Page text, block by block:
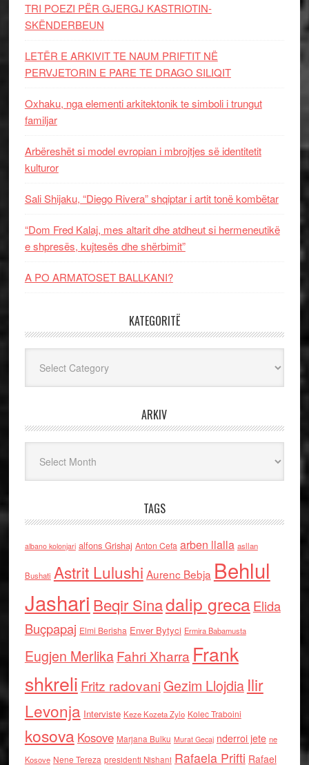
TRI POEZI PËR GJERGJ KASTRIOTIN-
SKËNDERBEUN
LETËR E ARKIVIT TE NAUM PRIFTIT NË
PERVJETORIN E PARE TE DRAGO SILIQIT
Oxhaku, nga elementi arkitektonik te simboli i trungut
familjar
Arbëreshët si model evropian i mbrojtjes së identitetit
kulturor
Sali Shijaku, “Diego Rivera” shqiptar i artit tonë kombëtar
“Dom Fred Kalaj, mes altarit dhe atdheut si hermeneutikë
e shpresës, kujtesës dhe shërbimit”
A PO ARMATOSET BALLKANI?
KATEGORITË
ARKIV
TAGS
albano kolonjari alfons Grishaj Anton Cefa arben llalla asllan
Bushati Astrit Lulushi Aurenc Bebja Behlul
Jashari Beqir Sinadalip grecaElida
Buçpapaj Elmi Berisha Enver Bytyci Ermira Babamusta
Eugjen MerlikaFahri Xharra Frank
shkreli Fritz radovaniGezim Llojdia Ilir
Levonja Interviste Keze Kozeta Zylo Kolec Traboini
kosova Kosove Marjana Bulku Murat Gecaj nderroi jete ne
Kosove Nene Tereza presidenti Nishani Rafaela Prifti Rafael